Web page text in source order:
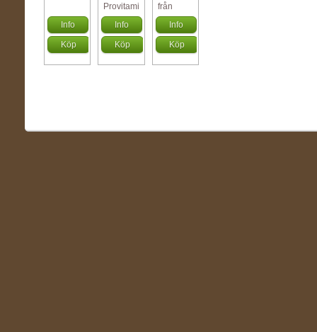
Info
Köp
Provitamin
B5,
ekologiska
gröna
Info
Köp
från
Desert
Essence
är ett
Info
Köp